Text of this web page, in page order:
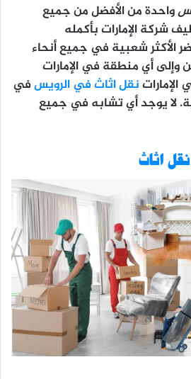
واحدة من الأفضل من جميع
الأكثر شعبية في جميع أنحاء
الإماراتنقل اثاث في الرويسفي
لا يوجد أي تشابه في جميع
اثاث